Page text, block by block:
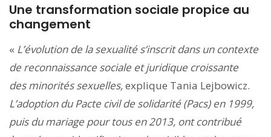
Une transformation sociale propice au
changement
« L’évolution de la sexualité s’inscrit dans un contexte
de reconnaissance sociale et juridique croissante
des minorités sexuelles,explique Tania Lejbowicz.
L’adoption du Pacte civil de solidarité (Pacs) en 1999,
puis du mariage pour tous en 2013, ont contribué